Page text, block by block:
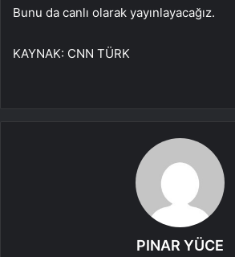
Bunu da canlı olarak yayınlayacağız.
KAYNAK: CNN TÜRK
PINAR YÜCE